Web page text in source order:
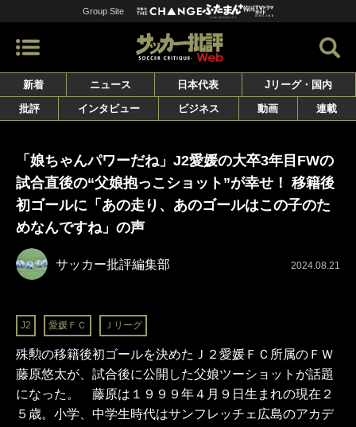
Group Site
新着 ニュース 日本代表
Jリーグ・国内
批評
インタビュー ビジネス 動画 連載
「娘ちゃんパワーだね」J2愛媛の大卒3年目FWの
試合直後の“父娘抱っこショット”が幸せ！ 移籍後
初ゴールに「あの走り、あのゴールはこの子のた
めなんですね」の声
サッカー批評編集部 2024.08.21
J2 愛媛ＦＣ Ｊリーグ
殊勲の移籍後初ゴールを決めたＪ２愛媛ＦＣ所属のＦＷ
藤原悠太が、試合後に公開した父娘ツーショットが話題
になった。 藤原は１９９９年４月９日生まれの現在２
５歳。小学、中学生時代はサンフレッチェ広島のアカデ